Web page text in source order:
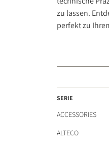
zu lassen.
perfekt zu
SERIE
ACCESSORIES
ALTECO